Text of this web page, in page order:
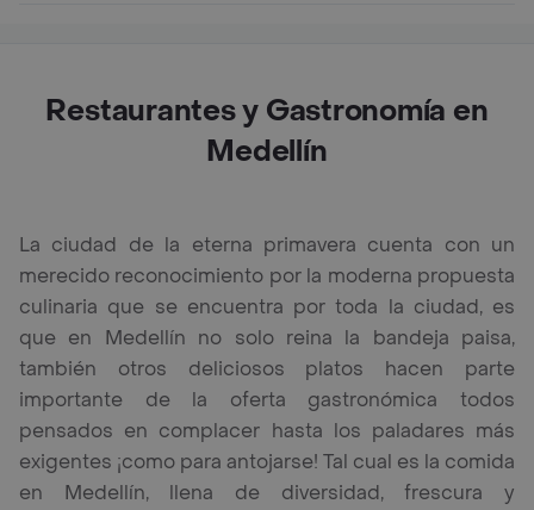
Restaurantes y Gastronomía en
Medellín
La ciudad de la eterna primavera cuenta con un
merecido reconocimiento por la moderna propuesta
culinaria que se encuentra por toda la ciudad, es
que en Medellín no solo reina la bandeja paisa,
también otros deliciosos platos hacen parte
importante de la oferta gastronómica todos
pensados en complacer hasta los paladares más
exigentes ¡como para antojarse! Tal cual es la comida
en Medellín, llena de diversidad, frescura y